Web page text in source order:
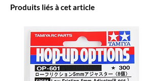
Produits liés à cet article